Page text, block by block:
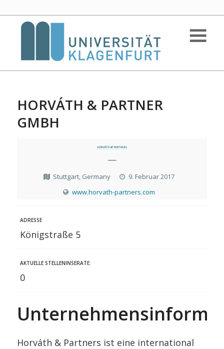
HORVÁTH & PARTNER
GMBH
—
Stuttgart, Germany
9. Februar 2017
www.horvath-partners.com
ADRESSE
Königstraße 5
AKTUELLE STELLENINSERATE:
0
Horváth & Partners ist eine international